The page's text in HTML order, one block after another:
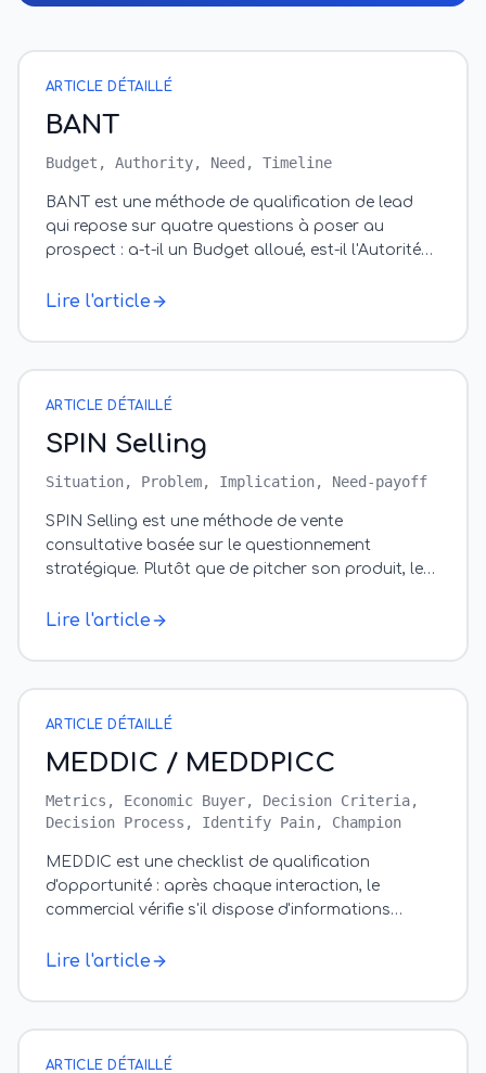
ARTICLE DÉTAILLÉ
BANT
Budget, Authority, Need, Timeline
BANT est une méthode de qualification de lead
qui repose sur quatre questions à poser au
prospect : a-t-il un Budget alloué, est-il l'Autorité
Lire l'article
ARTICLE DÉTAILLÉ
SPIN Selling
Situation, Problem, Implication, Need-payoff
SPIN Selling est une méthode de vente
consultative basée sur le questionnement
stratégique. Plutôt que de pitcher son produit, le
précis…
Lire l'article
ARTICLE DÉTAILLÉ
MEDDIC / MEDDPICC
Metrics, Economic Buyer, Decision Criteria,
Decision Process, Identify Pain, Champion
MEDDIC est une checklist de qualification
d'opportunité : après chaque interaction, le
commercial vérifie s'il dispose d'informations
Lire l'article
ARTICLE DÉTAILLÉ